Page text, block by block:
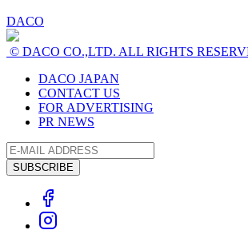
DACO
© DACO CO.,LTD. ALL RIGHTS
DACO JAPAN
CONTACT US
FOR ADVERTISING
PR NEWS